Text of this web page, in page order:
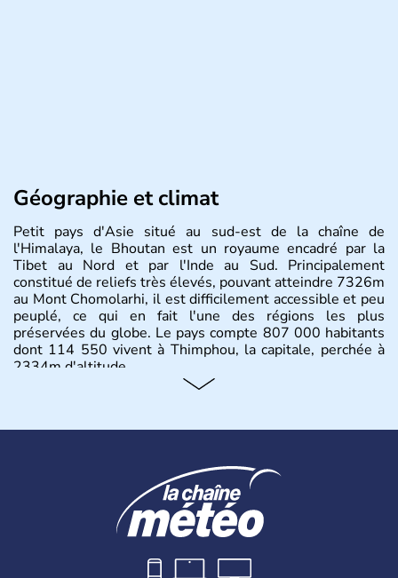
Géographie et climat
Petit pays d'Asie situé au sud-est de la chaîne de
l'Himalaya, le Bhoutan est un royaume encadré par la
Tibet au Nord et par l'Inde au Sud. Principalement
constitué de reliefs très élevés, pouvant atteindre 7326m
au Mont Chomolarhi, il est difficilement accessible et peu
peuplé, ce qui en fait l'une des régions les plus
préservées du globe. Le pays compte 807 000 habitants
dont 114 550 vivent à Thimphou, la capitale, perchée à
2334m d'altitude.